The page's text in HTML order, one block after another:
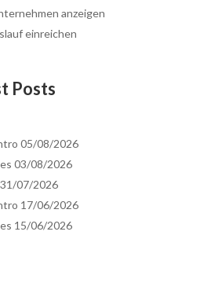
anzeigen
einreichen
Posts
05/08/2026
03/08/2026
07/2026
17/06/2026
15/06/2026